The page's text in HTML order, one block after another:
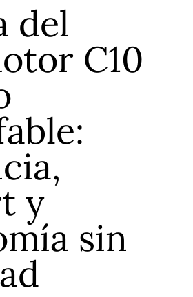
del
C10
y
sin